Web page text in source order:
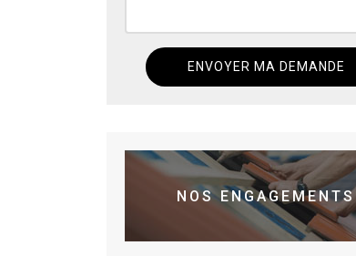
NOS ENGAGEMENTS